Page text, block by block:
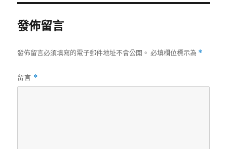
發佈留言
發佈留言必須填寫的電子郵件地址不會公開。 必填欄位標示為 *
留言 *